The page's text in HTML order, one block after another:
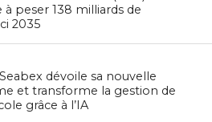
à peser 138 milliards de
2035
dévoile sa nouvelle
et transforme la gestion de
grâce à l’IA